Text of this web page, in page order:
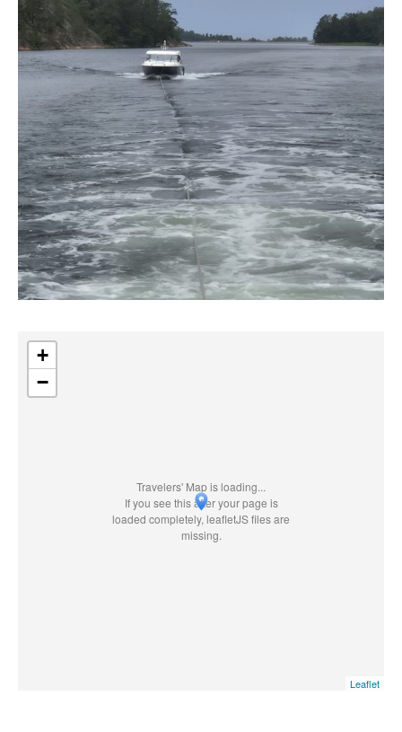
Travelers' Map is loading...
If you see this after your page is
loaded completely, leafletJS files are
missing.
+
−
Leaflet